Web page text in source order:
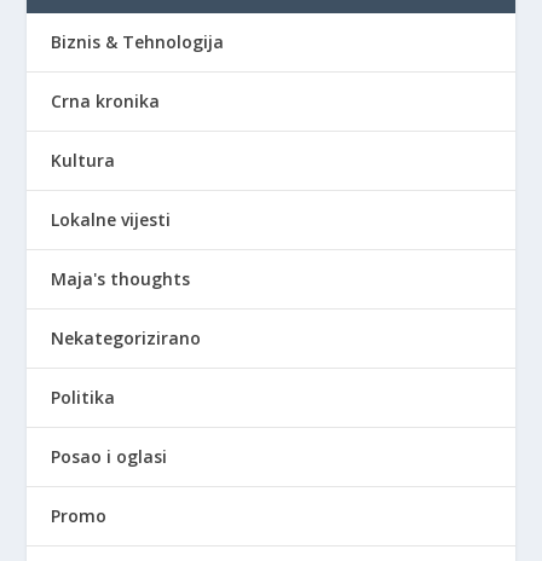
Biznis & Tehnologija
Crna kronika
Kultura
Lokalne vijesti
Maja's thoughts
Nekategorizirano
Politika
Posao i oglasi
Promo